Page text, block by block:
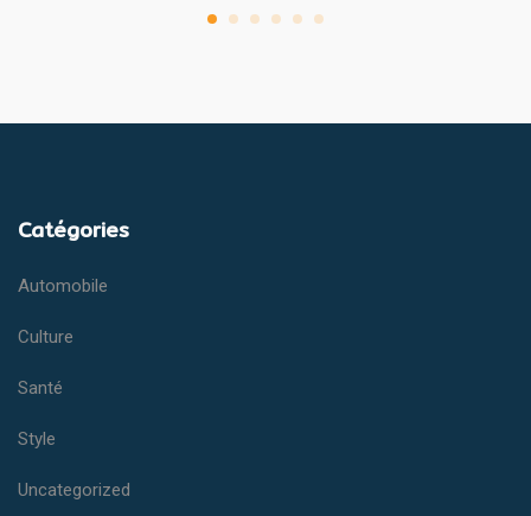
Catégories
Automobile
Culture
Santé
Style
Uncategorized